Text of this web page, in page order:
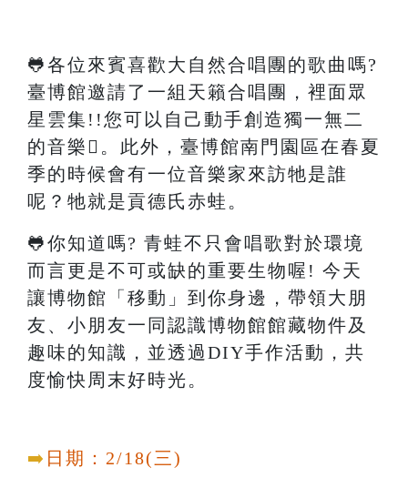
🐸各位來賓喜歡大自然合唱團的歌曲嗎?
臺博館邀請了一組天籟合唱團，裡面眾
星雲集!!您可以自己動手創造獨一無二
的音樂。此外，臺博館南門園區在春夏
季的時候會有一位音樂家來訪牠是誰
呢？牠就是貢德氏赤蛙。
🐸你知道嗎? 青蛙不只會唱歌對於環境
而言更是不可或缺的重要生物喔! 今天
讓博物館「移動」到你身邊，帶領大朋
友、小朋友一同認識博物館館藏物件及
趣味的知識，並透過DIY手作活動，共
度愉快周末好時光。
➡️ 日期：2/18(三)